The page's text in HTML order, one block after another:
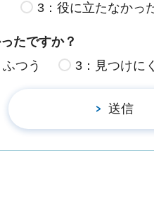
3：役に立たなかっ
たですか？
つう 3：見つけに